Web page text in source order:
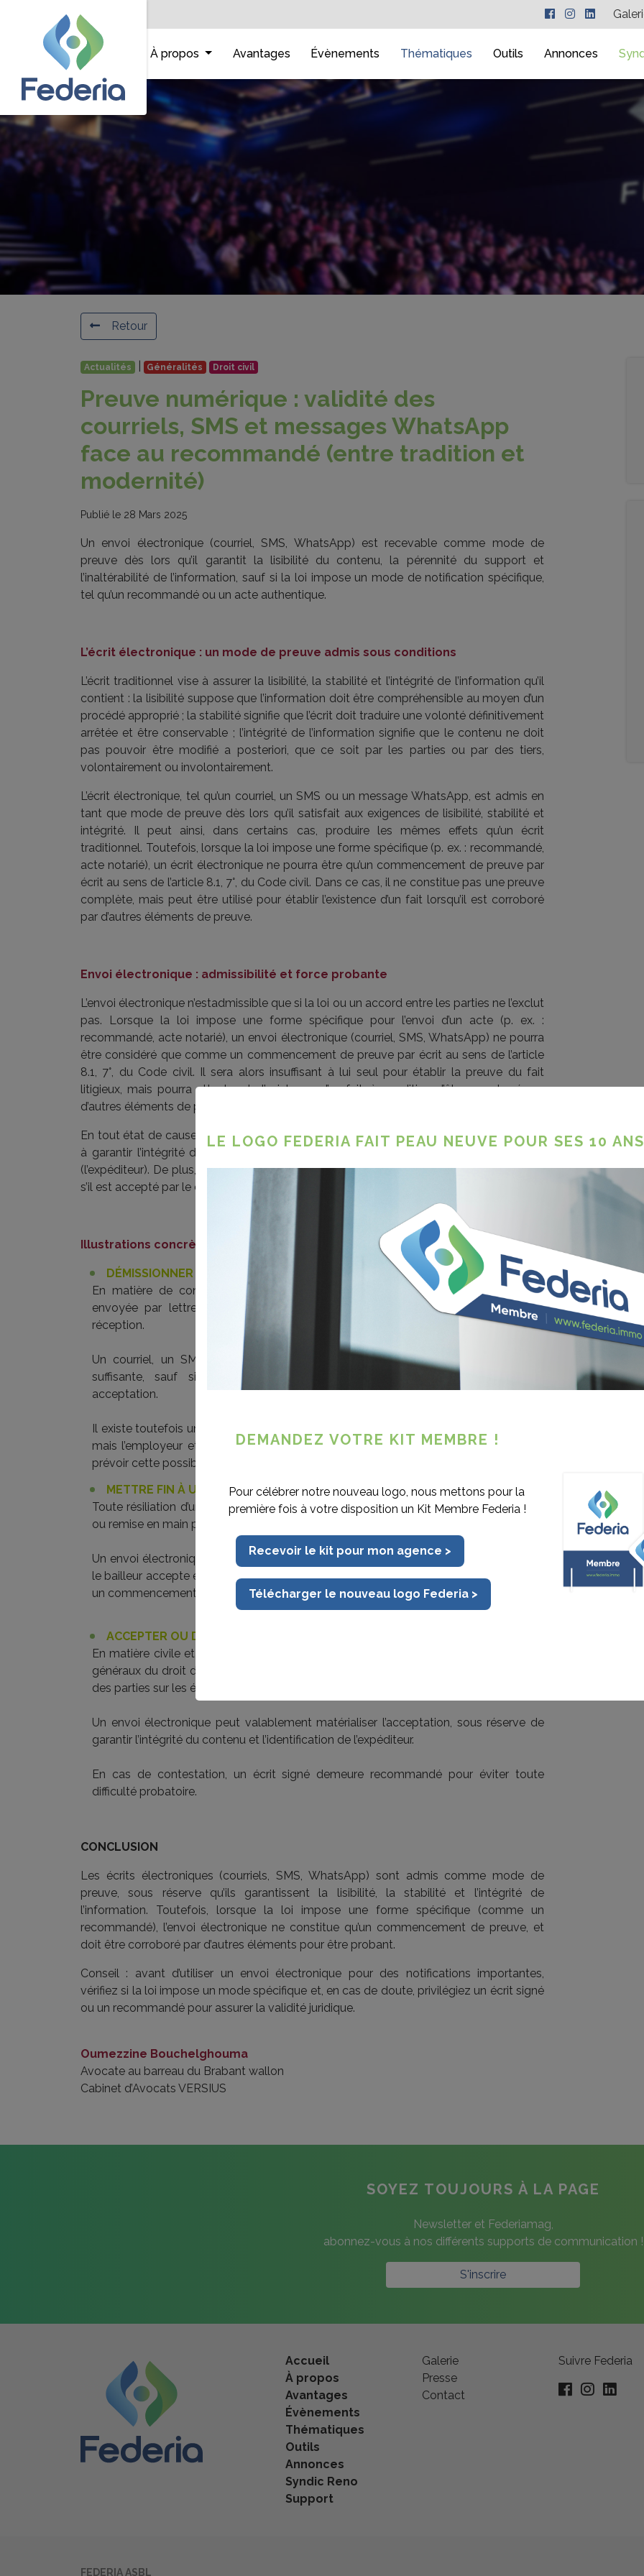
Accueil À propos Avantages Évènements Thématiques Outils Annonces
Retour
Actualités | Généralités Droit civil
Preuve numérique : validité des
courriels, SMS et messages WhatsApp
face au recommandé (entre tradition et
modernité)
Publié le 28 Mars 2025
Un envoi électronique (courriel, SMS, WhatsApp) est recevable comme mode de
preuve dès lors qu’il garantit la lisibilité du contenu, la pérennité du support et
l’inaltérabilité de l’information, sauf si la loi impose un mode de notification spécifique,
tel qu’un recommandé ou un acte authentique.
L’écrit électronique : un mode de preuve admis sous conditions
L’écrit traditionnel vise à assurer la lisibilité, la stabilité et l’intégrité de l’information qu’il
contient : la lisibilité suppose que l’information doit être compréhensible au moyen d’un
procédé approprié ; la stabilité signifie que l’écrit doit traduire une volonté définitivement
arrêtée et être conservable ; l’intégrité de l’information signifie que le contenu ne doit
pas pouvoir être modifié a posteriori, que ce soit par les parties ou par des tiers,
volontairement ou involontairement.
L’écrit électronique, tel qu’un courriel, un SMS ou un message WhatsApp, est admis en
tant que mode de preuve dès lors qu’il satisfait aux exigences de lisibilité, stabilité et
intégrité. Il peut ainsi, dans certains cas, produire les mêmes effets qu’un écrit
traditionnel. Toutefois, lorsque la loi impose une forme spécifique (p. ex. : recommandé,
acte notarié), un écrit électronique ne pourra être qu’un commencement de preuve par
écrit au sens de l’article 8.1, 7°, du Code civil. Dans ce cas, il ne constitue pas une preuve
complète, mais peut être utilisé pour établir l’existence d’un fait lorsqu’il est corroboré
par d’autres éléments de preuve.
Envoi électronique : admissibilité et force probante
L’envoi électronique n’estadmissible que si la loi ou un accord entre les parties ne l’exclut
pas. Lorsque la loi impose une forme spécifique pour l’envoi d’un acte (p. ex. :
recommandé, acte notarié), un envoi électronique (courriel, SMS, WhatsApp) ne pourra
être considéré que comme un commencement de preuve par écrit au sens de l’article
8.1, 7°, du Code civil. Il sera alors insuffisant à lui seul pour établir la preuve du fait
litigieux, mais pourra attester de l’existence d’un fait, à condition d’être corroboré par
d’autres éléments de preuve.
En tout état de cause, la force probante de l’envoi électronique dépend de sa capacité
à garantir l’intégrité du contenu et à permettre l’identification certaine de son origine
(l’expéditeur). De plus, il ne peut avoir de valeur probante que s’il n’est pas contesté ou
s’il est accepté par le destinataire, même implicitement.
Illustrations concrètes
DÉMISSIONNER
En matière de contrat de travail, toute démission doit être notifiée par écrit et
envoyée par lettre recommandée ou remise en main propre contre accusé de
réception.
Un courriel, un SMS ou un message WhatsApp n’a donc pas de valeur légale
suffisante, sauf si l’employeur reconnaît explicitement sa réception et son
acceptation.
Il existe toutefois une plateforme permettant l’envoi de recommandés électroniques,
mais l’employeur et le travailleur doivent y être inscrits et le contrat de travail doit
prévoir cette possibilité.
METTRE FIN À UN BAIL
Toute résiliation d’un bail doit être notifiée par lettre recommandée, exploit d’huissier
ou remise en main propre contre accusé de réception.
Un envoi électronique ne constitue pas un mode de notification valable. Toutefois, si
le bailleur accepte expressément la résiliation par ce biais, cet envoi pourra constituer
un commencement de preuve par écrit, opposable en justice en cas de litige.
ACCEPTER OU DÉCLINER UNE OFFRE
En matière civile et commerciale, l’acceptation d’une offre est soumise aux principes
généraux du droit des contrats et doit exprimer une volonté claire et non équivoque
des parties sur les éléments essentiels du contrat (prix et objet).
Un envoi électronique peut valablement matérialiser l’acceptation, sous réserve de
garantir l’intégrité du contenu et l’identification de l’expéditeur.
En cas de contestation, un écrit signé demeure recommandé pour éviter toute
difficulté probatoire.
CONCLUSION
Les écrits électroniques (courriels, SMS, WhatsApp) sont admis comme mode de
preuve, sous réserve qu’ils garantissent la lisibilité, la stabilité et l’intégrité de
l’information. Toutefois, lorsque la loi impose une forme spécifique (comme un
recommandé), l’envoi électronique ne constitue qu’un commencement de preuve, et
doit être corroboré par d’autres éléments pour être probant.
Conseil : avant d’utiliser un envoi électronique pour des notifications importantes,
vérifiez si la loi impose un mode spécifique et, en cas de doute, privilégiez un écrit signé
ou un recommandé pour assurer la validité juridique.
Oumezzine Bouchelghouma
Avocate au barreau du Brabant wallon
Cabinet d’Avocats VERSIUS
SOYEZ TOUJOURS À LA PAGE
Newsletter et Federiamag,
abonnez-vous à nos différents supports de communication !
S'inscrire
Accueil
À propos
Avantages
Évènements
Thématiques
Outils
Annonces
Syndic Reno
Support
Galerie
Presse
Contact
Suivre Federia
FEDERIA ASBL
LE LOGO FEDERIA FAIT PEAU NEUVE POUR SES 10
DEMANDEZ VOTRE KIT MEMBRE !
Pour célébrer notre nouveau logo, nous mettons pour la
première fois à votre disposition un Kit Membre Federia !
Recevoir le kit pour mon agence >
Télécharger le nouveau logo Federia >